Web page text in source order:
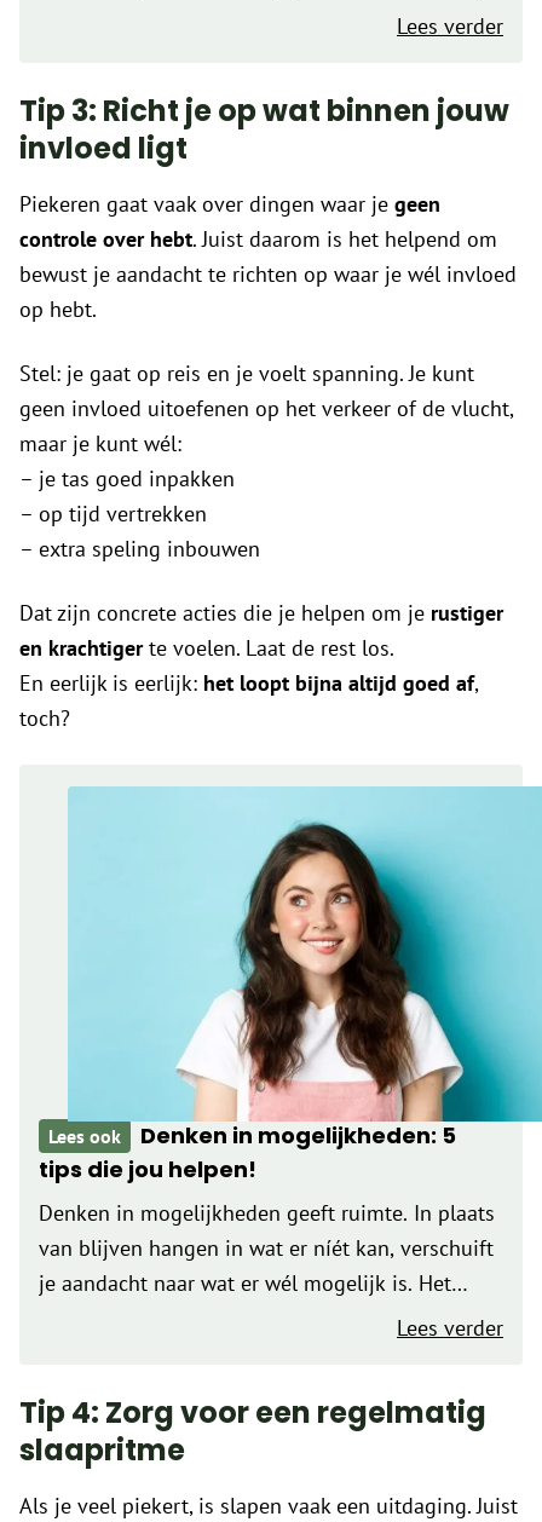
gelukkiger, helpt je positiever te denken en heeft
Lees verder
Tip 3: Richt je op wat binnen jouw
invloed ligt
Piekeren gaat vaak over dingen waar je geen
controle over hebt. Juist daarom is het helpend om
bewust je aandacht te richten op waar je wél invloed
op hebt.
Stel: je gaat op reis en je voelt spanning. Je kunt
geen invloed uitoefenen op het verkeer of de vlucht,
maar je kunt wél:
– je tas goed inpakken
– op tijd vertrekken
– extra speling inbouwen
Dat zijn concrete acties die je helpen om je rustiger
en krachtigerte voelen. Laat de rest los.
En eerlijk is eerlijk: het loopt bijna altijd goed af,
toch?
Lees ook
Denken in mogelijkheden: 5
tips die jou helpen!
Denken in mogelijkheden geeft ruimte. In plaats
van blijven hangen in wat er níét kan, verschuift
je aandacht naar wat er wél mogelijk is. Het
opent nieuwe perspectieven, helpt je omLees verder
Tip 4: Zorg voor een regelmatig
slaapritme
Als je veel piekert, is slapen vaak een uitdaging. Juist